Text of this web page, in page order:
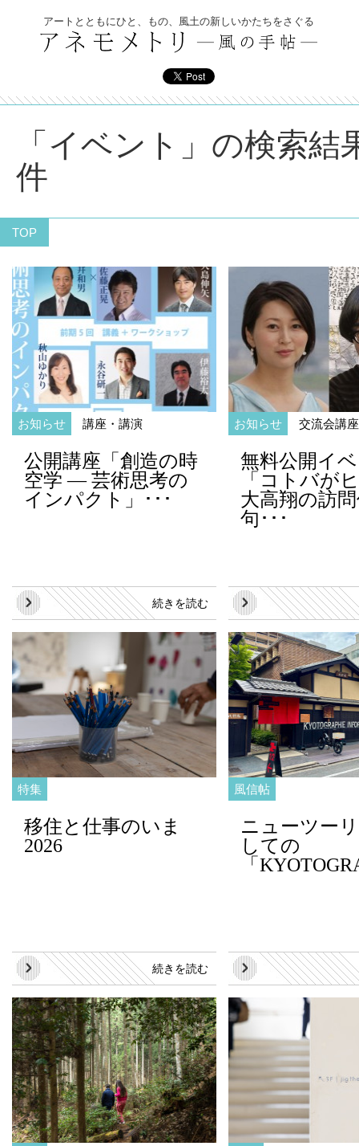
アートとともにひと、もの、風土の新しいかたちをさぐる
「イベント」の検索結
件
TOP
お知らせ 講座・講演
公開講座「創造の時
空学 — 芸術思考の
インパクト」･･･
続きを読む
お知らせ 交流会講
無料公開イ
「コトバ
大高翔の訪
句･･･
特集
移住と仕事のいま
2026
続きを読む
風信帖
ニューツー
しての
「